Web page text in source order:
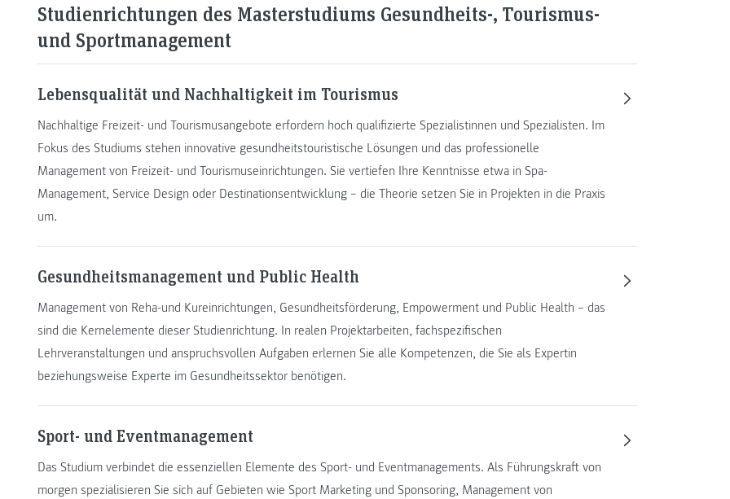
Studienrichtungen des Masterstudiums Gesundheits-, Tourismus-
und Sportmanagement
Lebensqualität und Nachhaltigkeit im Tourismus
Nachhaltige Freizeit- und Tourismusangebote erfordern hoch qualifizierte Spezialistinnen und Spezialisten. Im
Fokus des Studiums stehen innovative gesundheitstouristische Lösungen und das professionelle
Management von Freizeit- und Tourismuseinrichtungen. Sie vertiefen Ihre Kenntnisse etwa in Spa-
Management, Service Design oder Destinationsentwicklung – die Theorie setzen Sie in Projekten in die Praxis
um.
Gesundheitsmanagement und Public Health
Management von Reha-und Kureinrichtungen, Gesundheitsförderung, Empowerment und Public Health – das
sind die Kernelemente dieser Studienrichtung. In realen Projektarbeiten, fachspezifischen
Lehrveranstaltungen und anspruchsvollen Aufgaben erlernen Sie alle Kompetenzen, die Sie als Expertin
beziehungsweise Experte im Gesundheitssektor benötigen.
Sport- und Eventmanagement
Das Studium verbindet die essenziellen Elemente des Sport- und Eventmanagements. Als Führungskraft von
morgen spezialisieren Sie sich auf Gebieten wie Sport Marketing und Sponsoring, Management von